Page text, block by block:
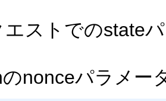
エストでのstate
のnonceパラメー